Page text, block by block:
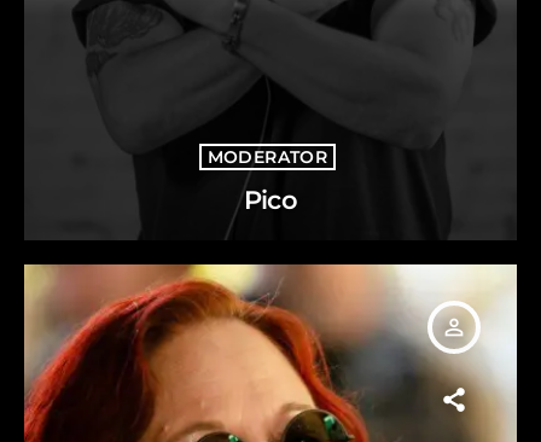
MODERATOR
Pico
person_outline